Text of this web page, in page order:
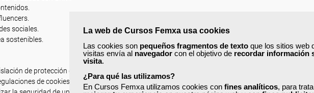
La web de Cursos Femxa usa cookies
Las cookies son pequeños fragmentos de texto que los sitios web
visitas envía al navegador con el objetivo de recordar información
visita.
¿Para qué las utilizamos?
En Cursos Femxa utilizamos cookies con fines analíticos, para
sociales.
sostenibles.
de protección de datos.
de cookies.